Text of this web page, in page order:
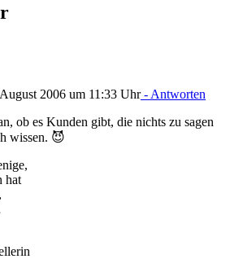
2006 um 11:33 Uhr- Antworten
ob es Kunden gibt, die nichts zu sagen
wissen. 😈
hat